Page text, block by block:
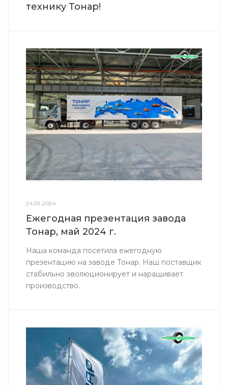
технику Тонар!
24.05.2024
Ежегодная презентация завода
Тонар, май 2024 г.
Наша команда посетила ежегодную
презентацию на заводе Тонар. Наш поставщик
стабильно эволюционирует и наращивает
производство.